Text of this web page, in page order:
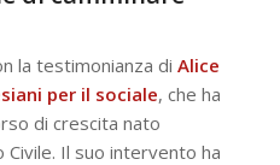
la testimonianza di Alice
per il sociale, che ha
di crescita nato
Civile. Il suo intervento ha